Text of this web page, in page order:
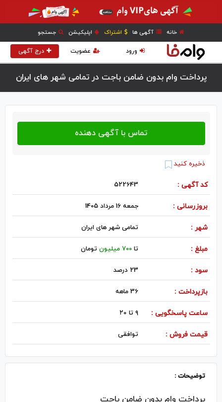
خانه آگهی ها اشتراک اپلیکیشن جستجو
درج آگهی عضویت ورود
پرداخت وام بدون ضامن باجت در تمامی شهر های ایران
ذخیره کنید
کد آگهی : 522643
بروزرسانی : جمعه 16 مرداد 1405
شهر : تمامی شهر های ایران
مبلغ : تا700 میلیون تومان
سود : 23 درصد
بازپرداخت : 36 ماهه
ساعت پاسخگویی : ۹ تا ۲۰
قیمت فروش : توافقی
توضیحات :